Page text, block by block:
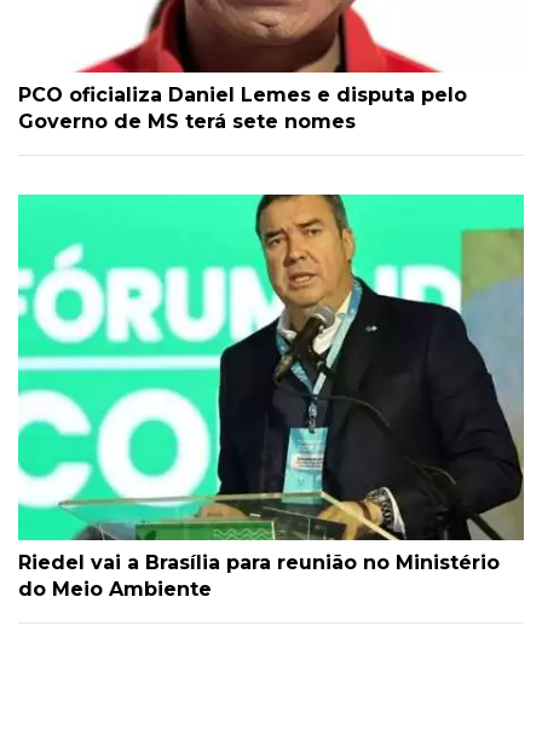
PCO oficializa Daniel Lemes e disputa pelo
Governo de MS terá sete nomes
Riedel vai a Brasília para reunião no Ministério
do Meio Ambiente